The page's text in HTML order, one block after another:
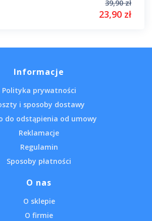
39,90 zł
23,90 zł
Informacje
Polityka prywatności
i sposoby dostawy
do odstąpienia od umowy
Reklamacje
Regulamin
Sposoby płatności
O nas
O sklepie
O firmie